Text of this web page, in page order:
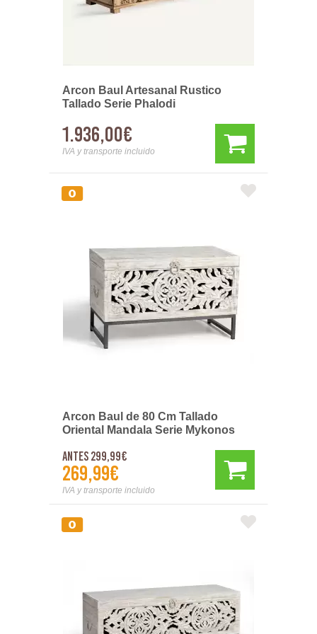
Arcon Baul Artesanal Rustico
Tallado Serie Phalodi
1.936,00€
IVA y transporte incluido
Arcon Baul de 80 Cm Tallado
Oriental Mandala Serie Mykonos
Antes 299,99€
269,99€
IVA y transporte incluido